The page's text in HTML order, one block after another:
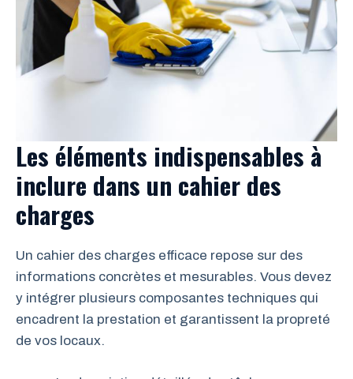
Les éléments indispensables à
inclure dans un cahier des
charges
Un cahier des charges efficace repose sur des
informations concrètes et mesurables. Vous devez
y intégrer plusieurs composantes techniques qui
encadrent la prestation et garantissent la propreté
de vos locaux.